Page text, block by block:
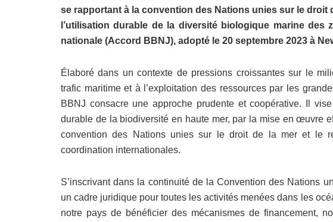
se rapportant à la convention des Nations unies sur le droit
l’utilisation durable de la diversité biologique marine
nationale (Accord BBNJ), adopté le 20 septembre 2023 à
Élaboré dans un contexte de pressions croissantes sur le
trafic maritime et à l’exploitation des ressources par les
BBNJ consacre une approche prudente et coopérative. Il
durable de la biodiversité en haute mer, par la mise en œuvre
convention des Nations unies sur le droit de la mer et le
coordination internationales.
S’inscrivant dans la continuité de la Convention des Nations
un cadre juridique pour toutes les activités menées dans les
notre pays de bénéficier des mécanismes de financement,